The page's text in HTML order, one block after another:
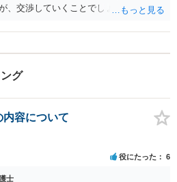
、交渉していくことでしょう。
グ
容について
役にたった 6
士